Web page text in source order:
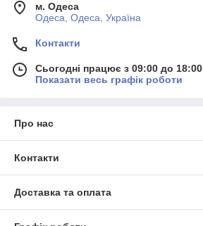
м. Одеса
Одеса, Одеса, Україна
Контакти
Сьогодні працює з 09:00 до 18:00
Показати весь графік роботи
Про нас
Контакти
Доставка та оплата